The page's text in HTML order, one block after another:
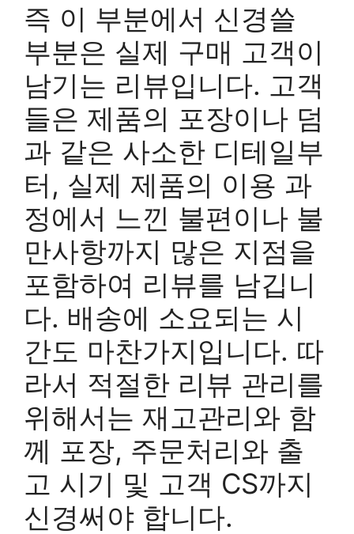
즉 이 부분에서 신경쓸
부분은 실제 구매 고객이
남기는 리뷰입니다. 고객
들은 제품의 포장이나 덤
과 같은 사소한 디테일부
터, 실제 제품의 이용 과
정에서 느낀 불편이나 불
만사항까지 많은 지점을
포함하여 리뷰를 남깁니
다. 배송에 소요되는 시
간도 마찬가지입니다. 따
라서 적절한 리뷰 관리를
위해서는 재고관리와 함
께 포장, 주문처리와 출
고 시기 및 고객 CS까지
신경써야 합니다.